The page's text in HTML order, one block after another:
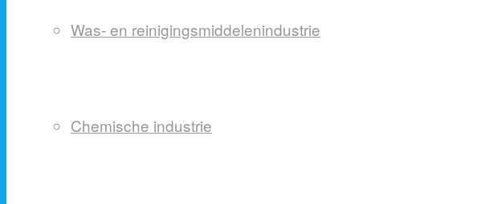
Was- en reinigingsmiddelenindustrie
Chemische industrie